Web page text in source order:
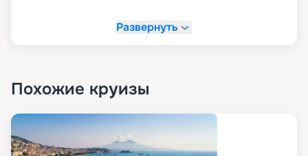
Развернуть
Похожие круизы